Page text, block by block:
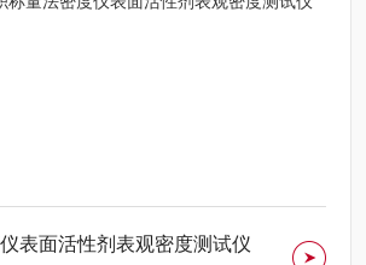
表面活性剂表观密度测试仪